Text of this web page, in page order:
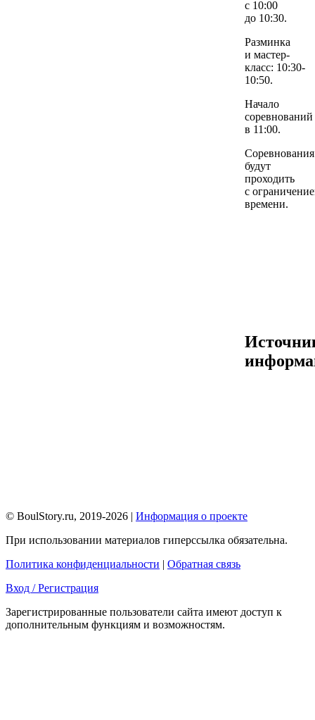
с 10:00
до 10:30.
Разминка
и мастер-
класс: 10:30-
10:50.
Начало
соревнований
в 11:00.
Соревнования
будут
проходить
с
времени.
© BoulStory.ru, 2019-2026 | Информация о проекте
При использовании материалов гиперссылка обязательна.
Политика конфиденциальности | Обратная связь
Вход / Регистрация
Зарегистрированные пользователи сайта имеют доступ к
дополнительным функциям и возможностям.